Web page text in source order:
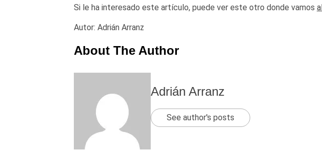
Si le ha interesado este artículo, puede ver este otro donde vamos
Autor: Adrián Arranz
About The Author
Adrián Arranz
See author's posts